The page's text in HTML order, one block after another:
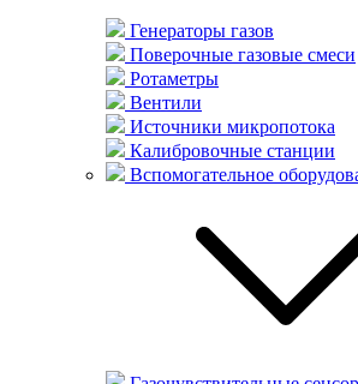
Генераторы газов
Поверочные газовые смеси
Ротаметры
Вентили
Источники микропотока
Калибровочные станции
Вспомогательное